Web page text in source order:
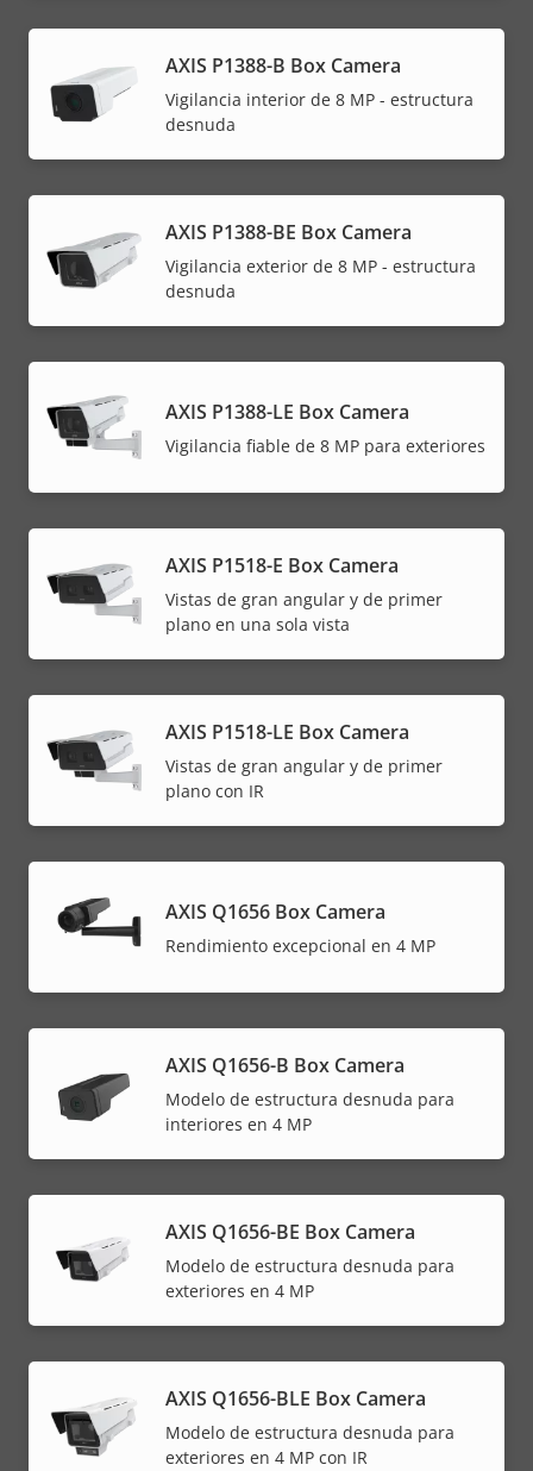
AXIS P1388-B Box Camera
Vigilancia interior de 8 MP - estructura
desnuda
AXIS P1388-BE Box Camera
Vigilancia exterior de 8 MP - estructura
desnuda
AXIS P1388-LE Box Camera
Vigilancia fiable de 8 MP para exteriores
AXIS P1518-E Box Camera
Vistas de gran angular y de primer
plano en una sola vista
AXIS P1518-LE Box Camera
Vistas de gran angular y de primer
plano con IR
AXIS Q1656 Box Camera
Rendimiento excepcional en 4 MP
AXIS Q1656-B Box Camera
Modelo de estructura desnuda para
interiores en 4 MP
AXIS Q1656-BE Box Camera
Modelo de estructura desnuda para
exteriores en 4 MP
AXIS Q1656-BLE Box Camera
Modelo de estructura desnuda para
exteriores en 4 MP con IR